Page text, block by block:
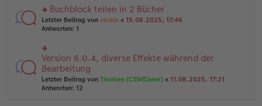
tr
a
g
e
n
er
tr
a
g
n
g
el
e
n
er
B
ei
tr
rs
te
u
n
g
el
es
e
Buchblock teilen in 2 Bücher
Letzter Beitrag von okular « 15.08.2025, 17:46
Antworten: 1
rs
te
r
u
n
Version 8.0.4, diverse Effekte während der
Bearbeitung
Letzter Beitrag von Thorben (CEWEianer) « 11.08.2025, 17:21
Antworten: 12